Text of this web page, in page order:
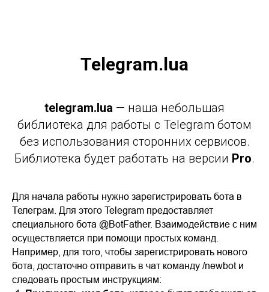
Telegram.lua
telegram.lua — наша небольшая
библиотека для работы с Telegram ботом
без использования сторонних сервисов.
Библиотека будет работать на версии Pro.
Для начала работы нужно зарегистрировать бота в
Телеграм. Для этого Telegram предоставляет
специального бота @BotFather. Взаимодействие с ним
осуществляется при помощи простых команд.
Например, для того, чтобы зарегистрировать нового
бота, достаточно отправить в чат команду /newbot и
следовать простым инструкциям: